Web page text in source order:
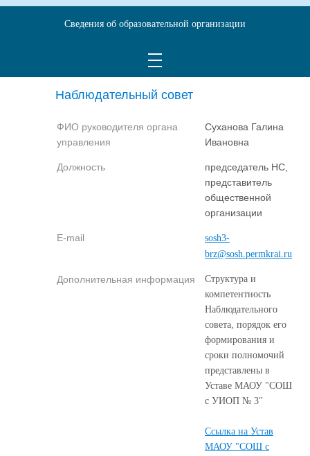
образовательной организации
Наблюдательный совет
ФИО руководителя органа
управления
Суханова Галина
Ивановна
Должность
председатель НС,
представитель
общественной
организации
E-mail
sosh3-
brz@sosh.permkrai.ru
Дополнительная информация
Структура и
компетентность
Наблюдательного
совета, порядок его
формирования и
сроки полномочий
представлены в
Уставе МАОУ "СОШ
с УИОП № 3"
Ссылка на Устав
МАОУ "СОШ с
Сведения об образовательной организации